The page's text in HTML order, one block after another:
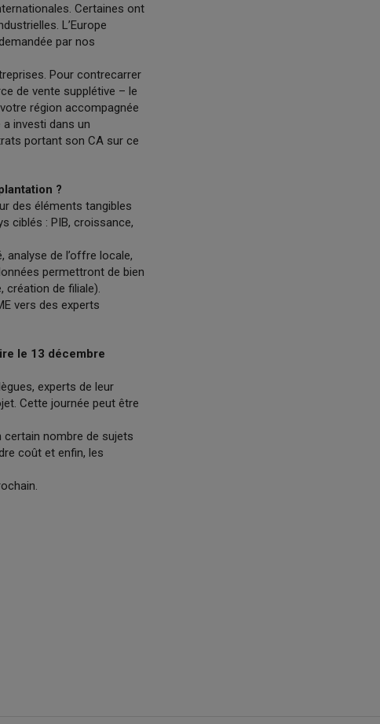
Certaines ont
L’Europe
par nos
Pour contrecarrer
de vente supplétive – le
région accompagnée
investi dans un
portant son CA sur ce
?
des éléments tangibles
ciblés : PIB, croissance,
analyse de l’offre locale,
permettront de bien
création de filiale).
vers des experts
le 13 décembre
experts de leur
Cette journée peut être
certain nombre de sujets
coût et enfin, les